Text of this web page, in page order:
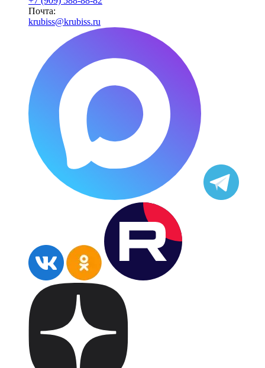
Почта:
krubiss@krubiss.ru